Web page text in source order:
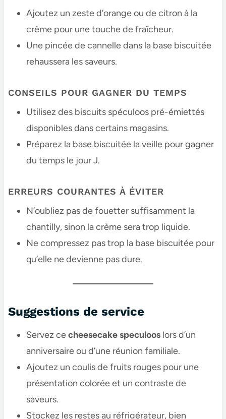
Ajoutez un zeste d’orange ou de citron à la
crème pour une touche de fraîcheur.
Une pincée de cannelle dans la base biscuitée
rehaussera les saveurs.
CONSEILS POUR GAGNER DU TEMPS
Utilisez des biscuits spéculoos pré-émiettés
disponibles dans certains magasins.
Préparez la base biscuitée la veille pour gagner
du temps le jour J.
ERREURS COURANTES À ÉVITER
N’oubliez pas de fouetter suffisamment la
chantilly, sinon la crème sera trop liquide.
Ne compressez pas trop la base biscuitée pour
qu’elle ne devienne pas dure.
Suggestions de service
Servez cecheesecake speculoos​lors d’un
anniversaire ou d’une réunion familiale.
Ajoutez un coulis de fruits rouges pour une
présentation colorée et un contraste de
saveurs.
Stockez les restes au réfrigérateur, bien